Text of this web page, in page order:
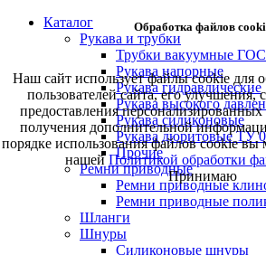
Каталог
Рукава и трубки
Трубки вакуумные
Рукава напорные
Рукава гидравлические
Рукава высокого
Рукава силиконовые
Рукава дюритовые ТУ
Прочие
Ремни приводные
Ремни приводные
Ремни приводные
Шланги
Шнуры
Силиконовые шнуры
Обработка файлов
Наш сайт использует файлы cookie для
пользователей сайта, его улучшения,
предоставления
получения дополнительной
порядке использования файлов cookie вы
нашейПолитикой обработки
Принимаю